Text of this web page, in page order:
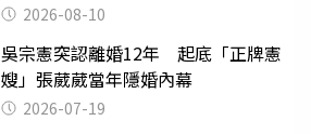
2026-08-10
吳宗憲突認離婚12年 起底「正牌憲
嫂」張葳葳當年隱婚內幕
2026-07-19